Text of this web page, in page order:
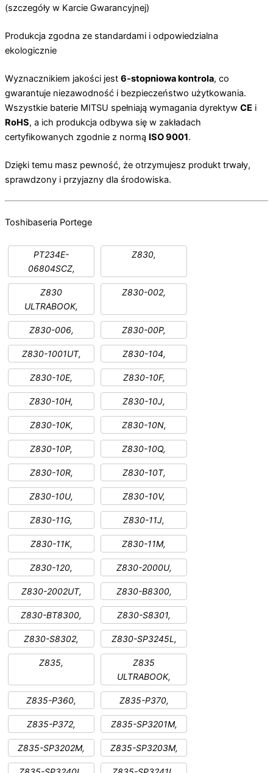
(szczegóły w Karcie Gwarancyjnej)
Produkcja zgodna ze standardami i odpowiedzialna
ekologicznie
Wyznacznikiem jakości jest 6-stopniowa kontrola, co
gwarantuje niezawodność i bezpieczeństwo użytkowania.
Wszystkie baterie MITSU spełniają wymagania dyrektyw CE i
RoHS, a ich produkcja odbywa się w zakładach
certyfikowanych zgodnie z normą ISO 9001.
Dzięki temu masz pewność, że otrzymujesz produkt trwały,
sprawdzony i przyjazny dla środowiska.
Toshibaseria Portege
PT234E-
06804SCZ,
Z830,
Z830
ULTRABOOK,
Z830-002,
Z830-006, Z830-00P,
Z830-1001UT, Z830-104,
Z830-10E, Z830-10F,
Z830-10H, Z830-10J,
Z830-10K, Z830-10N,
Z830-10P, Z830-10Q,
Z830-10R, Z830-10T,
Z830-10U, Z830-10V,
Z830-11G, Z830-11J,
Z830-11K, Z830-11M,
Z830-120, Z830-2000U,
Z830-2002UT, Z830-B8300,
Z830-BT8300, Z830-S8301,
Z830-S8302, Z830-SP3245L,
Z835,
Z835
ULTRABOOK,
Z835-P360, Z835-P370,
Z835-P372, Z835-SP3201M,
Z835-SP3202M, Z835-SP3203M,